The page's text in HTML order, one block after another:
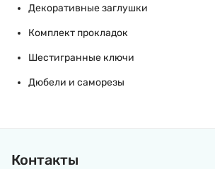
Декоративные заглушки
Комплект прокладок
Шестигранные ключи
Дюбели и саморезы
Контакты